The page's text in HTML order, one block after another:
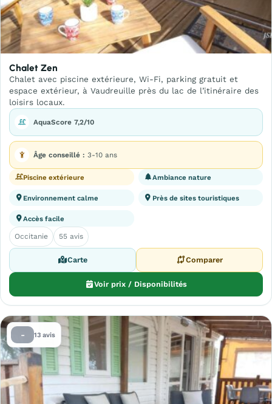
Chalet Zen
Chalet avec piscine extérieure, Wi-Fi, parking gratuit et
espace extérieur, à Vaudreuille près du lac de l’itinéraire des
loisirs locaux.
AquaScore 7,2/10
Âge conseillé : 3-10 ans
Piscine extérieure Ambiance nature
Environnement calme Près de sites touristiques
Accès facile
Occitanie 55 avis
Carte Comparer
Voir prix / Disponibilités
- 13 avis